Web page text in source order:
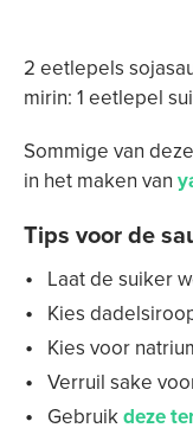
2 eetlepels
mirin: 1 eetlepel
Sommige van
in het maken van
Tips voor de
Laat de suiker
Kies
Kies voor
Verruil sake
Gebruikdeze